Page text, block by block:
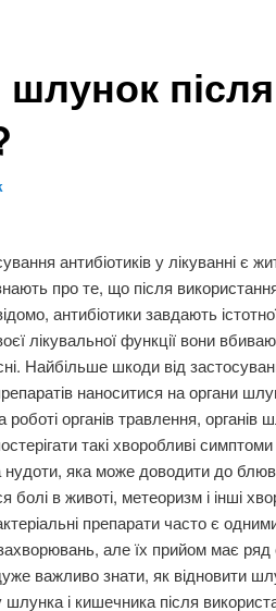
після
антибіотиків у лікуванні є
про те, що після використання
антибіотики завдають
лікувальної функції вони
Найбільше шкоди від
наноситися на органи
органів травлення, органів
такі хворобливі симптоми
нудоти, яка може доводити до
в животі, метеоризм і інші
препарати часто є
але їх прийом має ряд
важливо знати, як відновити
шлунка і кишечника після